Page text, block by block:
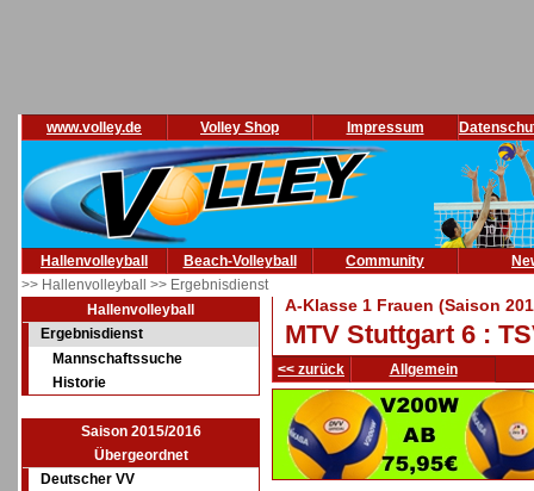
www.volley.de Volley Shop Impressum
Hallenvolleyball Beach-Volleyball Community
>> Hallenvolleyball >> Ergebnisdienst
Hallenvolleyball
Ergebnisdienst
Mannschaftssuche
Historie
Saison 2015/2016
Übergeordnet
Deutscher VV
A-Klasse 1 Frauen (Saison
MTV Stuttgart 6 :
<< zurück Allgemein